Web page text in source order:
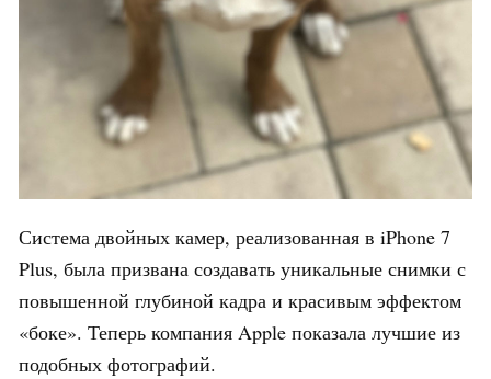
Система двойных камер, реализованная в iPhone 7
Plus, была призвана создавать уникальные снимки с
повышенной глубиной кадра и красивым эффектом
«боке». Теперь компания Apple показала лучшие из
подобных фотографий.